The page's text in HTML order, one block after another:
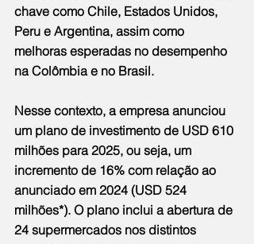
chave como Chile, Estados Unidos,
Peru e Argentina, assim como
melhoras esperadas no desempenho
na Colômbia e no Brasil.
Nesse contexto, a empresa anunciou
um plano de investimento de USD 610
milhões para 2025, ou seja, um
incremento de 16% com relação ao
anunciado em 2024 (USD 524
milhões*). O plano inclui a abertura de
24 supermercados nos distintos